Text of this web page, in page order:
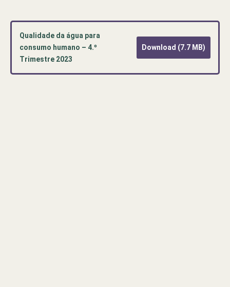
Qualidade da água para
consumo humano – 4.º
Trimestre 2023
Download (7.7 MB)